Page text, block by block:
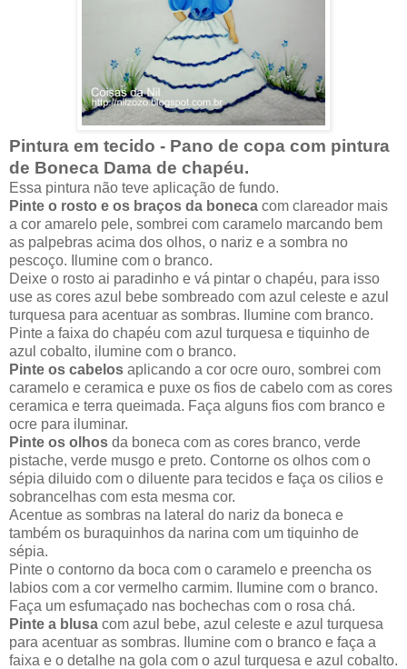
Pintura em tecido - Pano de copa com pintura
de Boneca Dama de chapéu.
Essa pintura não teve aplicação de fundo.
Pinte o rosto e os braços da boneca com clareador mais
a cor amarelo pele, sombrei com caramelo marcando bem
as palpebras acima dos olhos, o nariz e a sombra no
pescoço. Ilumine com o branco.
Deixe o rosto ai paradinho e vá pintar o chapéu, para isso
use as cores azul bebe sombreado com azul celeste e azul
turquesa para acentuar as sombras. Ilumine com branco.
Pinte a faixa do chapéu com azul turquesa e tiquinho de
azul cobalto, ilumine com o branco.
Pinte os cabelos aplicando a cor ocre ouro, sombrei com
caramelo e ceramica e puxe os fios de cabelo com as cores
ceramica e terra queimada. Faça alguns fios com branco e
ocre para iluminar.
Pinte os olhos da boneca com as cores branco, verde
pistache, verde musgo e preto. Contorne os olhos com o
sépia diluido com o diluente para tecidos e faça os cilios e
sobrancelhas com esta mesma cor.
Acentue as sombras na lateral do nariz da boneca e
também os buraquinhos da narina com um tiquinho de
sépia.
Pinte o contorno da boca com o caramelo e preencha os
labios com a cor vermelho carmim. Ilumine com o branco.
Faça um esfumaçado nas bochechas com o rosa chá.
Pinte a blusa com azul bebe, azul celeste e azul turquesa
para acentuar as sombras. Ilumine com o branco e faça a
faixa e o detalhe na gola com o azul turquesa e azul cobalto.